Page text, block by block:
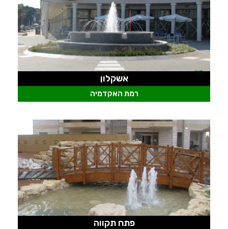
רמת האקדמיה
אשקלון
פתח תקווה